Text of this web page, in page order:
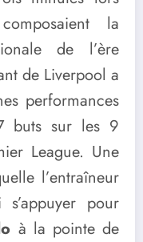
la
de l’ère
de Liverpool a
performances
buts sur les 9
League. Une
l’entraîneur
pour
à la pointe de